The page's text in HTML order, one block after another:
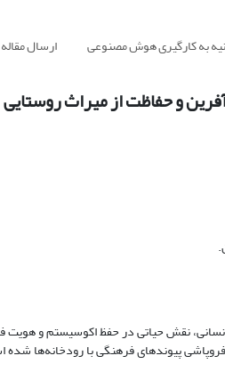
به کارگیری هوش مصنوعی ارسال مقاله
و حفاظت از میراث روستایی
نقش حیاتی در حفظ اکوسیستم و هویت
پیوندهای فرهنگی با رودخانه‌ها